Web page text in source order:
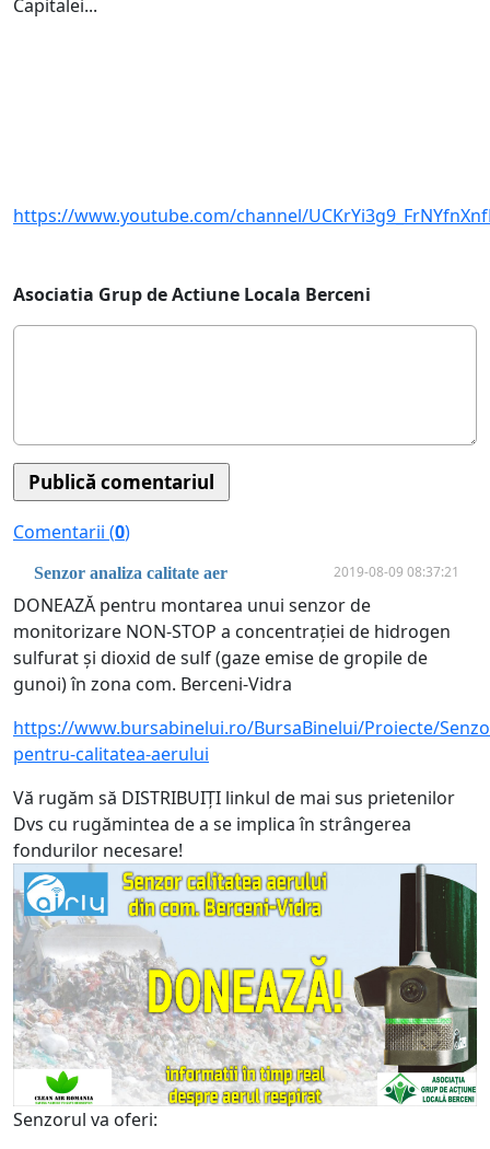
Capitalei...
https://www.youtube.com/channel/
Asociatia Grup de Actiune Locala Berceni
Comentarii (0)
Senzor analiza calitate aer 2019-08-09 08:37:21
DONEAZĂ pentru montarea unui senzor de
monitorizare NON-STOP a concentrației de hidrogen
sulfurat și dioxid de sulf (gaze emise de gropile de
gunoi) în zona com. Berceni-Vidra
https://www.bursabinelui.ro/BursaBinelui/Proiecte/
pentru-calitatea-aerului
Vă rugăm să DISTRIBUIȚI linkul de mai sus prietenilor
Dvs cu rugămintea de a se implica în strângerea
fondurilor necesare!
Senzorul va oferi: